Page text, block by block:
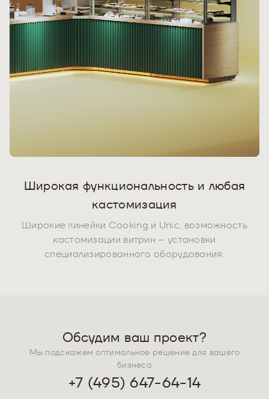
Широкая функциональность и любая
кастомизация
Широкие линейки Cooking и Unic, возможность
кастомизации витрин – установки
специализированного оборудования.
Обсудим ваш проект?
Мы подскажем оптимальное решение для вашего
бизнеса
+7 (495) 647-64-14